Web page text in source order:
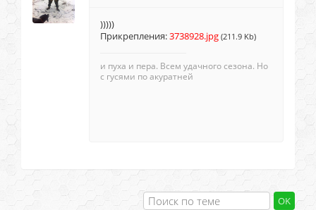
)))))
Прикрепления:3738928.jpg (211.9 Kb)
и пуха и пера. Всем удачного сезона. Но
с гусями по акуратней